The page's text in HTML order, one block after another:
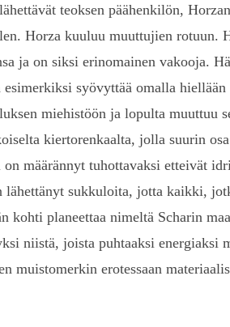
teoksen päähenkilön,
Horza kuuluu muuttujien rotuun.
ja on siksi erinomainen vakooja.
esimerkiksi syövyttää omalla
miehistöön ja lopulta muuttuu
kiertorenkaalta, jolla suurin
määrännyt tuhottavaksi etteivät
lähettänyt sukkuloita, jotta kaikki,
kohti planeettaa nimeltä Scharin
niistä, joista puhtaaksi energiaksi
muistomerkin erotessaan